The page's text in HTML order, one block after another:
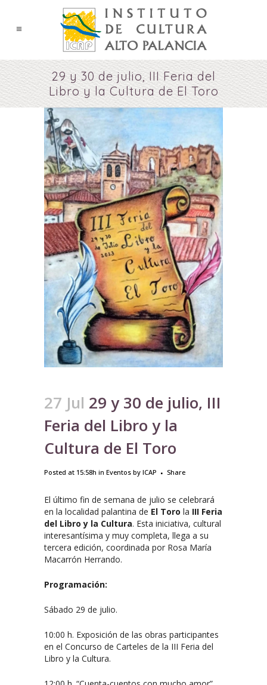
29 y 30 de julio, III Feria del
Libro y la Cultura de El Toro
27 Jul 29 y 30 de julio, III
Feria del Libro y la
Cultura de El Toro
Posted at 15:58h in Eventos by ICAP Share
El último fin de semana de julio se celebrará
en la localidad palantina de El Toro la III Feria
del Libro y la Cultura. Esta iniciativa, cultural
interesantísima y muy completa, llega a su
tercera edición, coordinada por Rosa María
Macarrón Herrando.
Programación:
Sábado 29 de julio.
10:00 h. Exposición de las obras participantes
en el Concurso de Carteles de la III Feria del
Libro y la Cultura.